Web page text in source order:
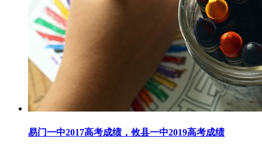
易门一中2017高考成绩，攸县一中2019高考成绩